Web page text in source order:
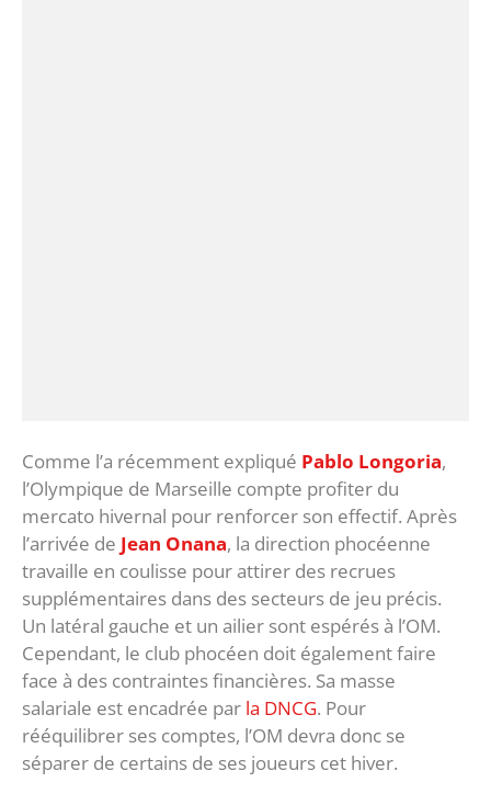
Comme l’a récemment expliqué Pablo Longoria,
l’Olympique de Marseille compte profiter du
mercato hivernal pour renforcer son effectif. Après
l’arrivée de Jean Onana, la direction phocéenne
travaille en coulisse pour attirer des recrues
supplémentaires dans des secteurs de jeu précis.
Un latéral gauche et un ailier sont espérés à l’OM.
Cependant, le club phocéen doit également faire
face à des contraintes financières. Sa masse
salariale est encadrée par la DNCG. Pour
rééquilibrer ses comptes, l’OM devra donc se
séparer de certains de ses joueurs cet hiver.